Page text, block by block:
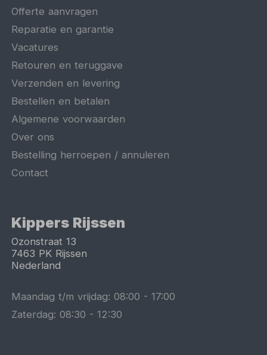
Offerte aanvragen
Reparatie en garantie
Vacatures
Retouren en teruggave
Verzenden en levering
Bestellen en betalen
Algemene voorwaarden
Over ons
Bestelling herroepen / annuleren
Contact
Kippers Rijssen
Ozonstraat 13
7463 PK Rijssen
Nederland
Maandag t/m vrijdag:08:00 -17:00
Zaterdag:08:30 -12:30